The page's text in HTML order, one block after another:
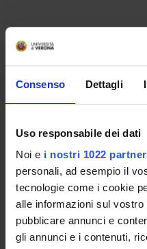
Consenso Dettagli
Uso responsabile dei dati
Noi e i nostri 1022 partner
personali, ad esempio il
tecnologie come i cookie
alle informazioni sul
pubblicare annunci e
gli annunci e i contenuti,
GOVERNANCE
UFFICI E STRUTTURE DI
SERVIZI DI SEGRETERIA
STRUTTURE DEL
LABORATORI DI RICERCA